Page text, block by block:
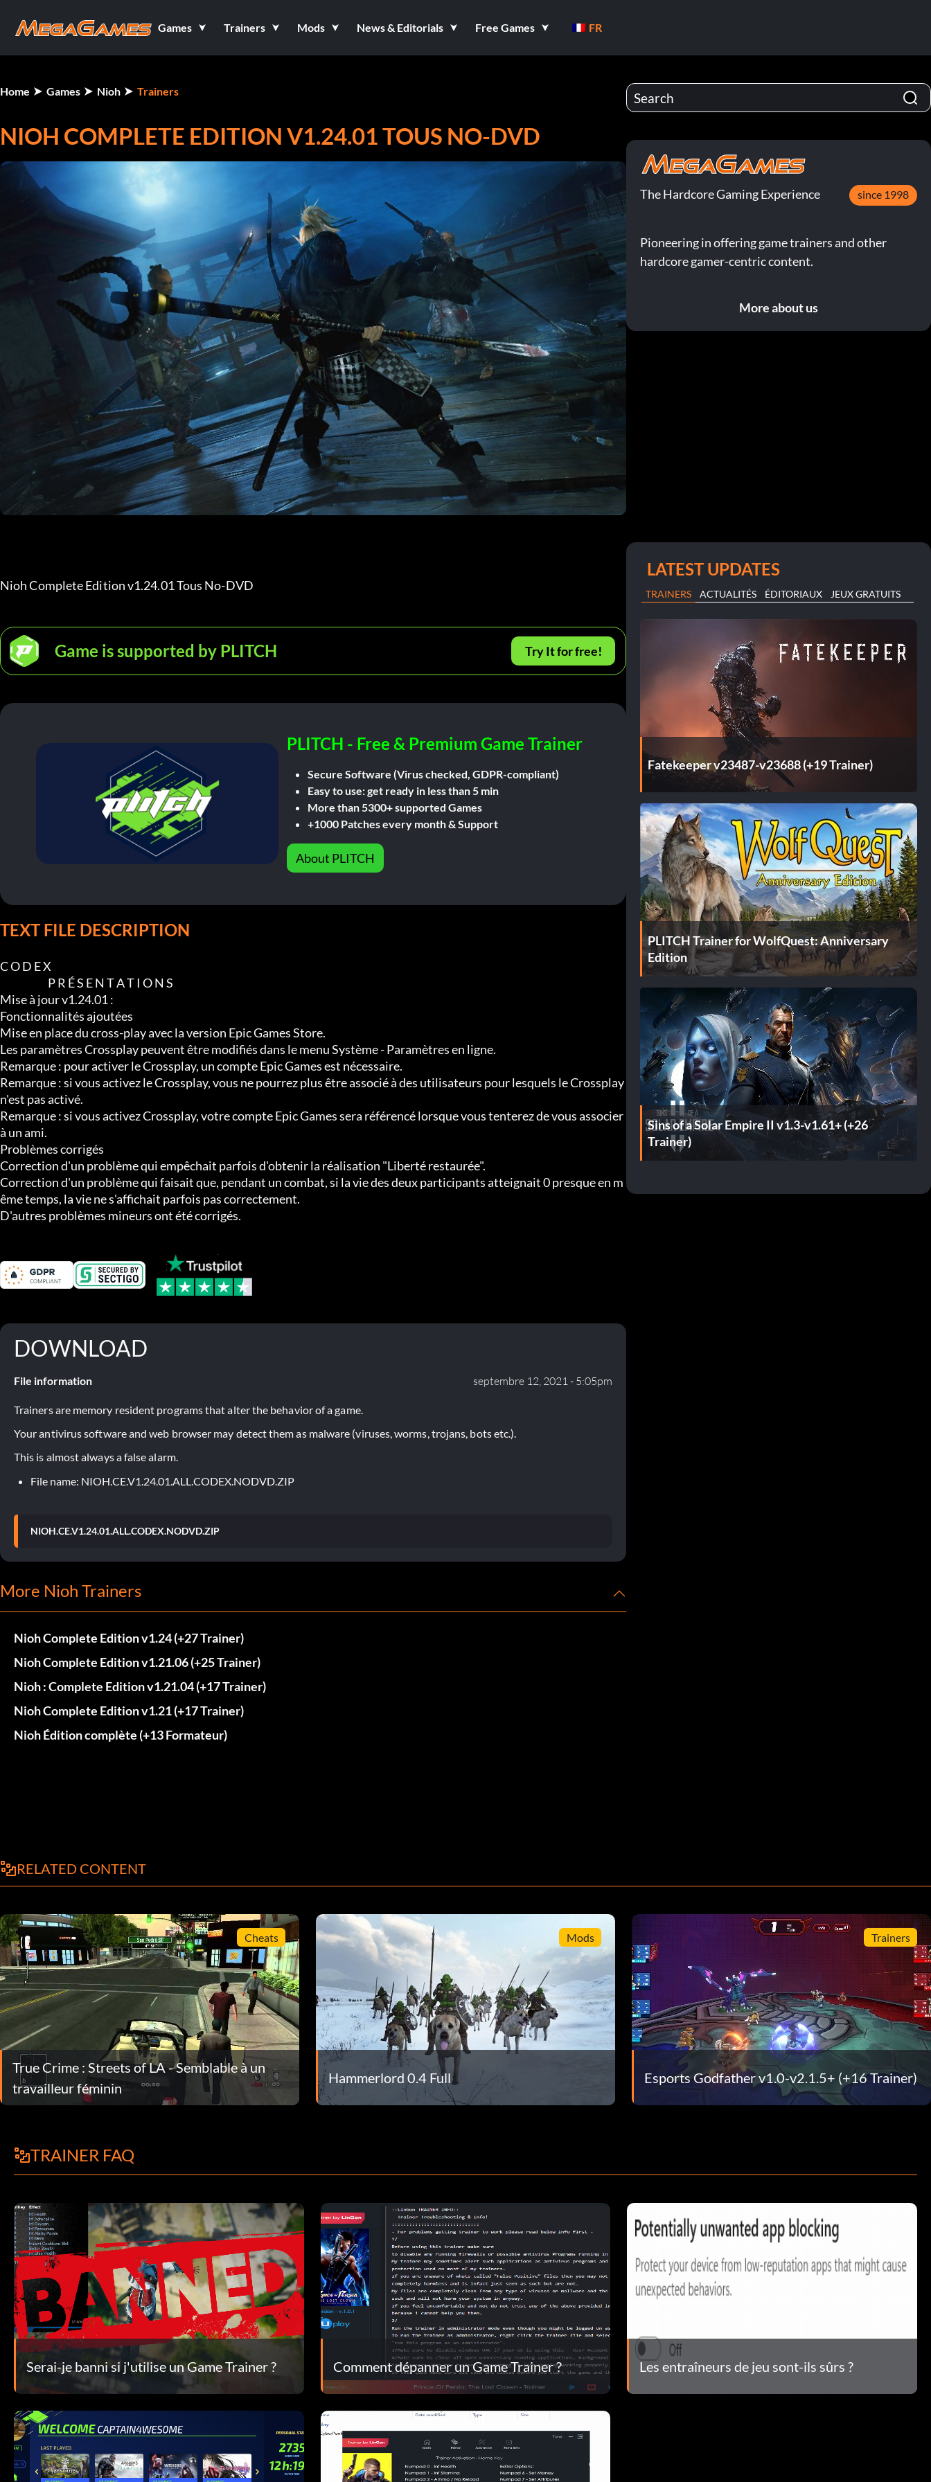
Games Trainers Mods News & Editorials Free Games FR
Home Games Nioh Trainers
NIOH COMPLETE EDITION V1.24.01 TOUS NO-DVD
Nioh Complete Edition v1.24.01 Tous No-DVD
Game is supported by PLITCH Try It for free!
PLITCH - Free & Premium Game Trainer
Secure Software (Virus checked, GDPR-compliant)
Easy to use: get ready in less than 5 min
More than 5300+ supported Games
+1000 Patches every month & Support
About PLITCH
TEXT FILE DESCRIPTION
C O D E X
Mise à jour v1.24.01 :
Fonctionnalités ajoutées
Mise en place du cross-play avec la version Epic Games Store.
Les paramètres Crossplay peuvent être modifiés dans le menu Système - Paramètres en ligne.
Remarque : pour activer le Crossplay, un compte Epic Games est nécessaire.
Remarque : si vous activez le Crossplay, vous ne pourrez plus être associé à des utilisateurs pour lesquels le Crossplay
n'est pas activé.
Remarque : si vous activez Crossplay, votre compte Epic Games sera référencé lorsque vous tenterez de vous associer
à un ami.
Problèmes corrigés
Correction d'un problème qui empêchait parfois d'obtenir la réalisation "Liberté restaurée".
Correction d'un problème qui faisait que, pendant un combat, si la vie des deux participants atteignait 0 presque en m
ême temps, la vie ne s'affichait parfois pas correctement.
D'autres problèmes mineurs ont été corrigés.
DOWNLOAD
File information septembre 12, 2021 - 5:05pm
Trainers are memory resident programs that alter the behavior of a game.
Your antivirus software and web browser may detect them as malware (viruses, worms, trojans, bots etc.).
This is almost always a false alarm.
File name: NIOH.CE.V1.24.01.ALL.CODEX.NODVD.ZIP
NIOH.CE.V1.24.01.ALL.CODEX.NODVD.ZIP
More Nioh Trainers
Nioh Complete Edition v1.24 (+27 Trainer)
Nioh Complete Edition v1.21.06 (+25 Trainer)
Nioh : Complete Edition v1.21.04 (+17 Trainer)
Nioh Complete Edition v1.21 (+17 Trainer)
Nioh Édition complète (+13 Formateur)
The Hardcore Gaming Experience since 1998
Pioneering in offering game trainers and other
hardcore gamer-centric content.
More about us
LATEST UPDATES
TRAINERS ACTUALITÉS ÉDITORIAUX JEUX GRATUITS
Fatekeeper v23487-v23688 (+19 Trainer)
PLITCH Trainer for WolfQuest: Anniversary
Edition
Sins of a Solar Empire II v1.3-v1.61+ (+26
Trainer)
RELATED CONTENT
Cheats
True Crime : Streets of LA - Semblable à un
travailleur féminin
Mods
Hammerlord 0.4 Full
Trainers
Esports Godfather v1.0-v2.1.5+ (+16 Trainer)
TRAINER FAQ
Serai-je banni si j'utilise un Game Trainer ? Comment dépanner un Game Trainer ? Les entraîneurs de jeu sont-ils sûrs ?